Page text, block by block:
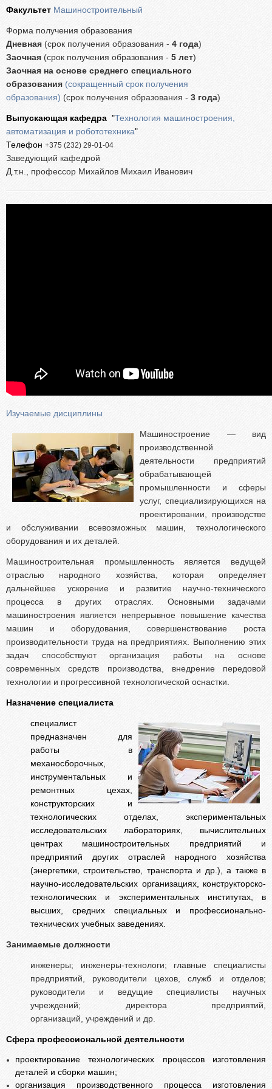
Часто задаваемые вопросы
Факультет довузовской подготовки
Централизованное тестирование
Репетиционное тестирование
Профориентанционные мероприятия 2023/2024
Факультет Машиностроительный
Форма получения образования
Дневная (срок получения образования - 4 года)
Заочная (срок получения образования - 5 лет)
Заочная на основе среднего специального
образования (сокращенный срок получения
образования) (срок получения образования - 3 года)
Выпускающая кафедра "Технология машиностроения,
автоматизация и робототехника"
Телефон +375 (232) 29-01-04
Заведующий кафедрой
Д.т.н., профессор Михайлов Михаил Иванович
Изучаемые дисциплины
Машиностроение — вид
производственной
деятельности предприятий
обрабатывающей
промышленности и сферы
услуг, специализирующихся на
проектировании, производстве
и обслуживании всевозможных машин, технологического
оборудования и их деталей.
Машиностроительная промышленность является ведущей
отраслью народного хозяйства, которая определяет
дальнейшее ускорение и развитие научно-технического
процесса в других отраслях. Основными задачами
машиностроения является непрерывное повышение качества
машин и оборудования, совершенствование роста
производительности труда на предприятиях. Выполнению этих
задач способствуют организация работы на основе
современных средств производства, внедрение передовой
технологии и прогрессивной технологической оснастки.
Назначение специалиста
специалист
предназначен для
работы в
механосборочных,
инструментальных и
ремонтных цехах,
конструкторских и
технологических отделах, экспериментальных
исследовательских лабораториях, вычислительных
центрах машиностроительных предприятий и
предприятий других отраслей народного хозяйства
(энергетики, строительство, транспорта и др.), а также в
научно-исследовательских организациях, конструкторско-
технологических и экспериментальных институтах, в
высших, средних специальных и профессионально-
технических учебных заведениях.
Занимаемые должности
инженеры; инженеры-технологи; главные специалисты
предприятий, руководители цехов, служб и отделов;
руководители и ведущие специалисты научных
учреждений; директора предприятий,
организаций, учреждений и др.
Сфера профессиональной деятельности
проектирование технологических процессов изготовления
деталей и сборки машин;
организация производственного процесса изготовления